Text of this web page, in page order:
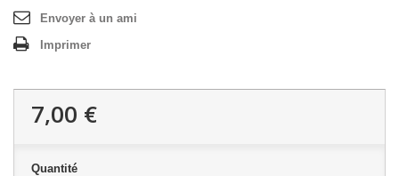
Envoyer à un ami
Imprimer
7,00 €
Quantité